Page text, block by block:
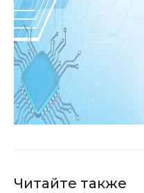
Читайте также